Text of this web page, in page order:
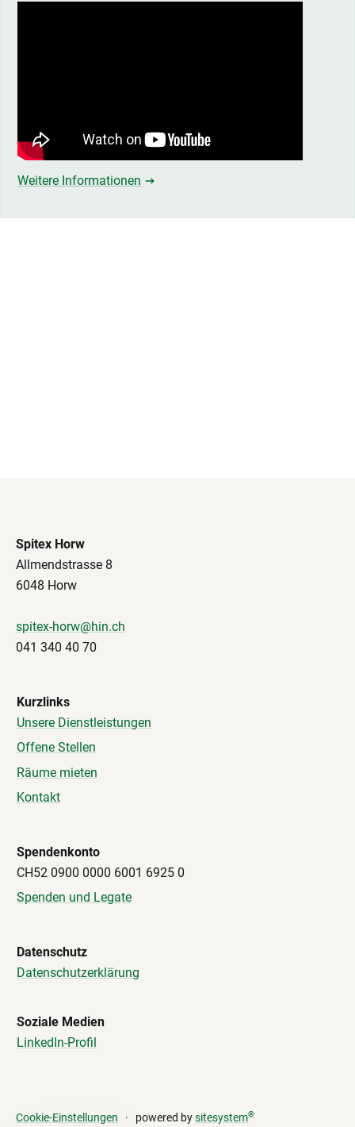
Weitere Informationen
Spitex Horw
Allmendstrasse 8
6048 Horw
spitex-horw@hin.ch
041 340 40 70
Kurzlinks
Unsere Dienstleistungen
Offene Stellen
Räume mieten
Kontakt
Spendenkonto
CH52 0900 0000 6001 6925 0
Spenden und Legate
Datenschutz
Datenschutzerklärung
Soziale Medien
LinkedIn-Profil
Cookie-Einstellungen powered bysitesystem®